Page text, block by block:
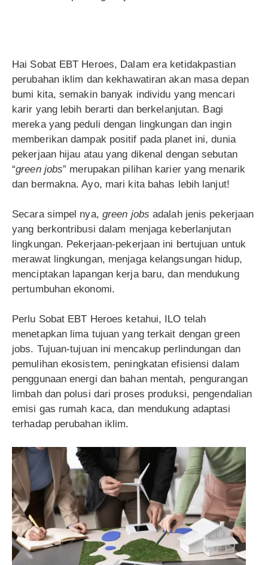
Hai Sobat EBT Heroes, Dalam era ketidakpastian
perubahan iklim dan kekhawatiran akan masa depan
bumi kita, semakin banyak individu yang mencari
karir yang lebih berarti dan berkelanjutan. Bagi
mereka yang peduli dengan lingkungan dan ingin
memberikan dampak positif pada planet ini, dunia
pekerjaan hijau atau yang dikenal dengan sebutan
“green jobs” merupakan pilihan karier yang menarik
dan bermakna. Ayo, mari kita bahas lebih lanjut!
Secara simpel nya, green jobs adalah jenis pekerjaan
yang berkontribusi dalam menjaga keberlanjutan
lingkungan. Pekerjaan-pekerjaan ini bertujuan untuk
merawat lingkungan, menjaga kelangsungan hidup,
menciptakan lapangan kerja baru, dan mendukung
pertumbuhan ekonomi.
Perlu Sobat EBT Heroes ketahui, ILO telah
menetapkan lima tujuan yang terkait dengan green
jobs. Tujuan-tujuan ini mencakup perlindungan dan
pemulihan ekosistem, peningkatan efisiensi dalam
penggunaan energi dan bahan mentah, pengurangan
limbah dan polusi dari proses produksi, pengendalian
emisi gas rumah kaca, dan mendukung adaptasi
terhadap perubahan iklim.